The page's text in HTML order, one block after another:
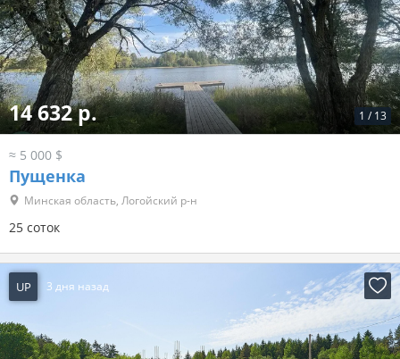
1 / 13
14 632 р.
≈ 5 000 $
Пущенка
Минская область, Логойский р-н
25 соток
UP 3 дня назад